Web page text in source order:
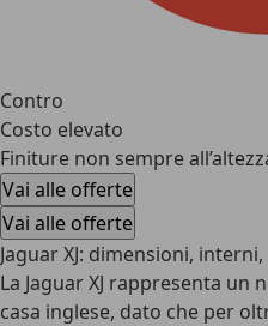
Contro
Costo elevato
Finiture non sempre
Vai alle offerte
Vai alle offerte
Jaguar XJ: dimensioni,
La Jaguar XJ rappresenta un
casa inglese, dato che per